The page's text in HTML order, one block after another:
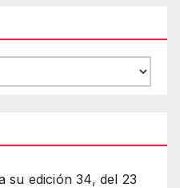
su edición 34, del 23